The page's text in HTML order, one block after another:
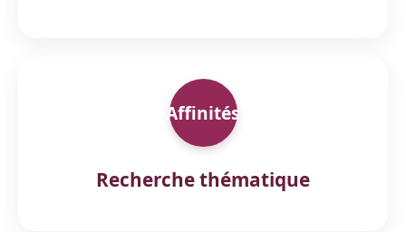
Affinités
Recherche thématique